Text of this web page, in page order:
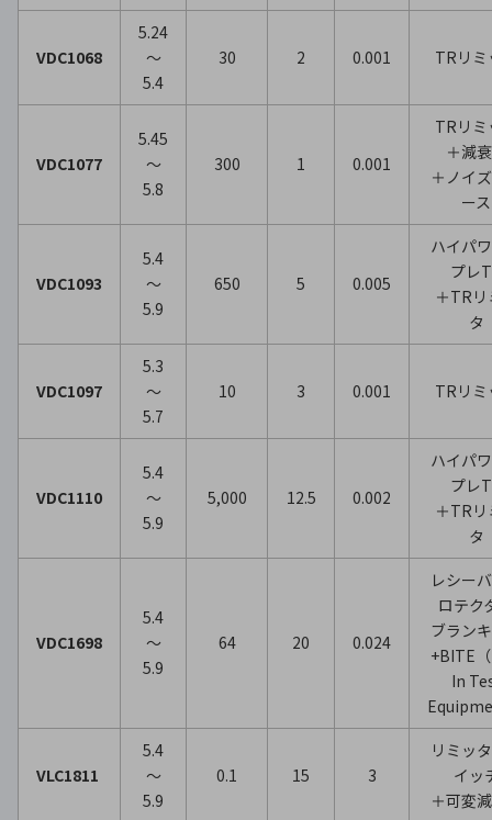
VDC1068
5.24
～
5.4
30 2 0.001 TRリミ
VDC1077
5.45
～
5.8
300 1 0.001
TRリミ
＋減
＋ノイ
ース
VDC1093
5.4
～
5.9
650 5 0.005
ハイパ
プレ
＋TRリ
タ
VDC1097
5.3
～
5.7
10 3 0.001 TRリミ
VDC1110
5.4
～
5.9
5,000 12.5 0.002
ハイパ
プレ
＋TRリ
タ
VDC1698
5.4
～
5.9
64 20 0.024
レシー
ロテク
ブラン
+BITE
In
VLC1811
5.4
～
5.9
0.1 15 3
リミッ
イッ
＋可変